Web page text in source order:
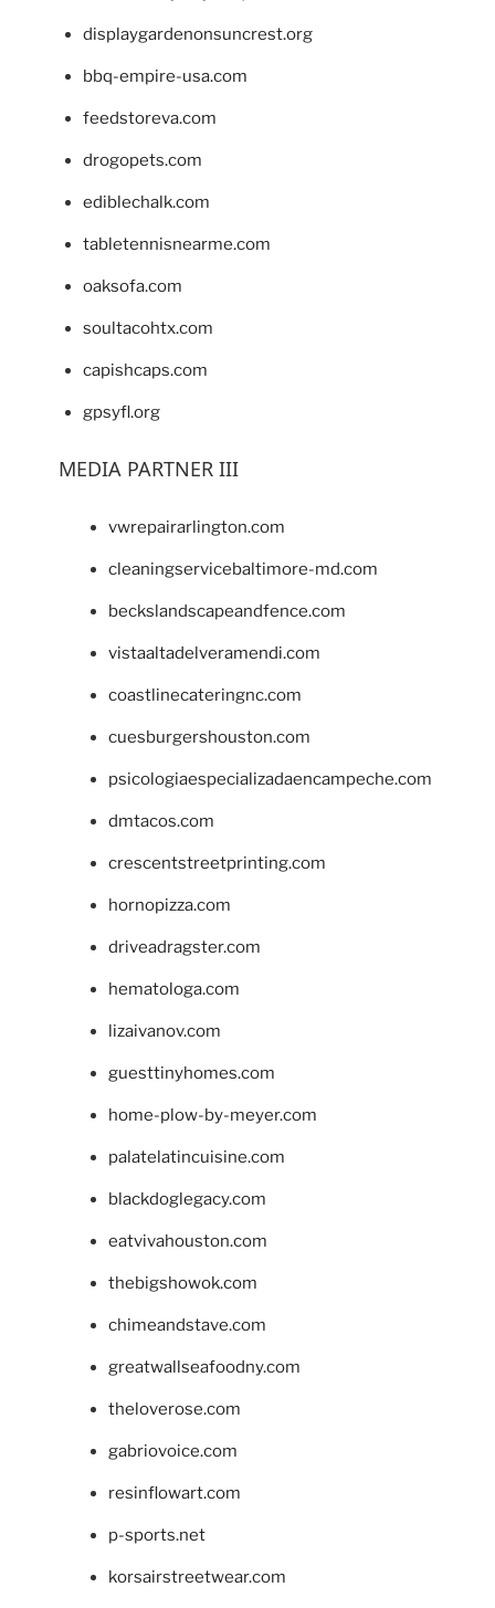
displaygardenonsuncrest.org
bbq-empire-usa.com
feedstoreva.com
drogopets.com
ediblechalk.com
tabletennisnearme.com
oaksofa.com
soultacohtx.com
capishcaps.com
gpsyfl.org
MEDIA PARTNER III
vwrepairarlington.com
cleaningservicebaltimore-md.com
beckslandscapeandfence.com
vistaaltadelveramendi.com
coastlinecateringnc.com
cuesburgershouston.com
psicologiaespecializadaencampeche.com
dmtacos.com
crescentstreetprinting.com
hornopizza.com
driveadragster.com
hematologa.com
lizaivanov.com
guesttinyhomes.com
home-plow-by-meyer.com
palatelatincuisine.com
blackdoglegacy.com
eatvivahouston.com
thebigshowok.com
chimeandstave.com
greatwallseafoodny.com
theloverose.com
gabriovoice.com
resinflowart.com
p-sports.net
korsairstreetwear.com